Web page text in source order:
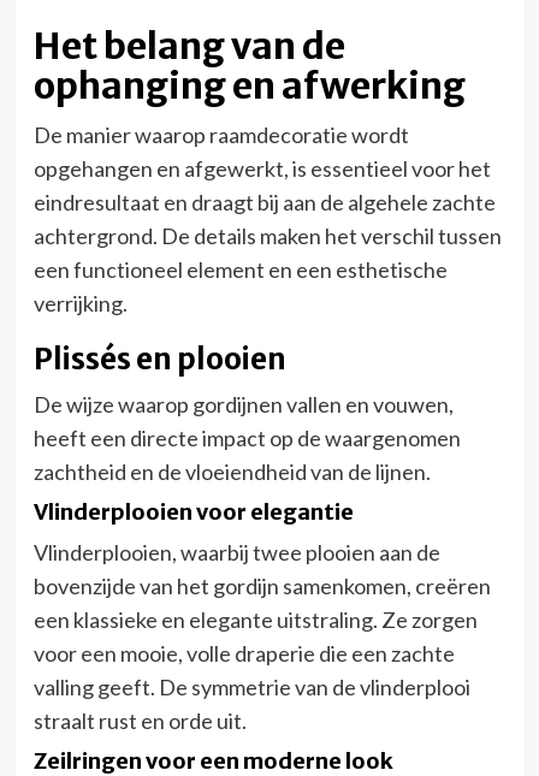
Het belang van de
ophanging en afwerking
De manier waarop raamdecoratie wordt
opgehangen en afgewerkt, is essentieel voor het
eindresultaat en draagt bij aan de algehele zachte
achtergrond. De details maken het verschil tussen
een functioneel element en een esthetische
verrijking.
Plissés en plooien
De wijze waarop gordijnen vallen en vouwen,
heeft een directe impact op de waargenomen
zachtheid en de vloeiendheid van de lijnen.
Vlinderplooien voor elegantie
Vlinderplooien, waarbij twee plooien aan de
bovenzijde van het gordijn samenkomen, creëren
een klassieke en elegante uitstraling. Ze zorgen
voor een mooie, volle draperie die een zachte
valling geeft. De symmetrie van de vlinderplooi
straalt rust en orde uit.
Zeilringen voor een moderne look